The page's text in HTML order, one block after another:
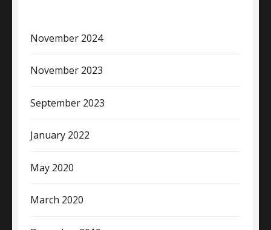
November 2024
November 2023
September 2023
January 2022
May 2020
March 2020